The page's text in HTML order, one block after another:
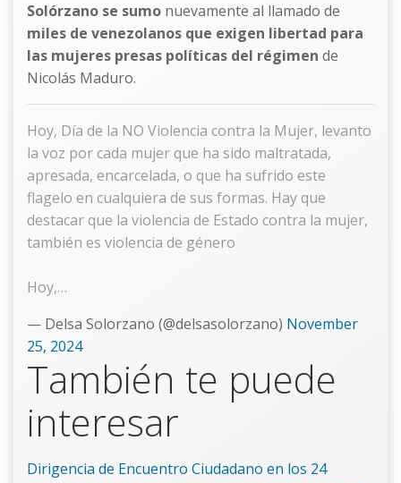
Solórzano se sumo nuevamente al llamado de
miles de venezolanos que exigen libertad para
las mujeres presas políticas del régimen de
Nicolás Maduro.
Hoy, Día de la NO Violencia contra la Mujer, levanto
la voz por cada mujer que ha sido maltratada,
apresada, encarcelada, o que ha sufrido este
flagelo en cualquiera de sus formas. Hay que
destacar que la violencia de Estado contra la mujer,
también es violencia de género
Hoy,…
— Delsa Solorzano (@delsasolorzano) November
25, 2024
También te puede
interesar
Dirigencia de Encuentro Ciudadano en los 24